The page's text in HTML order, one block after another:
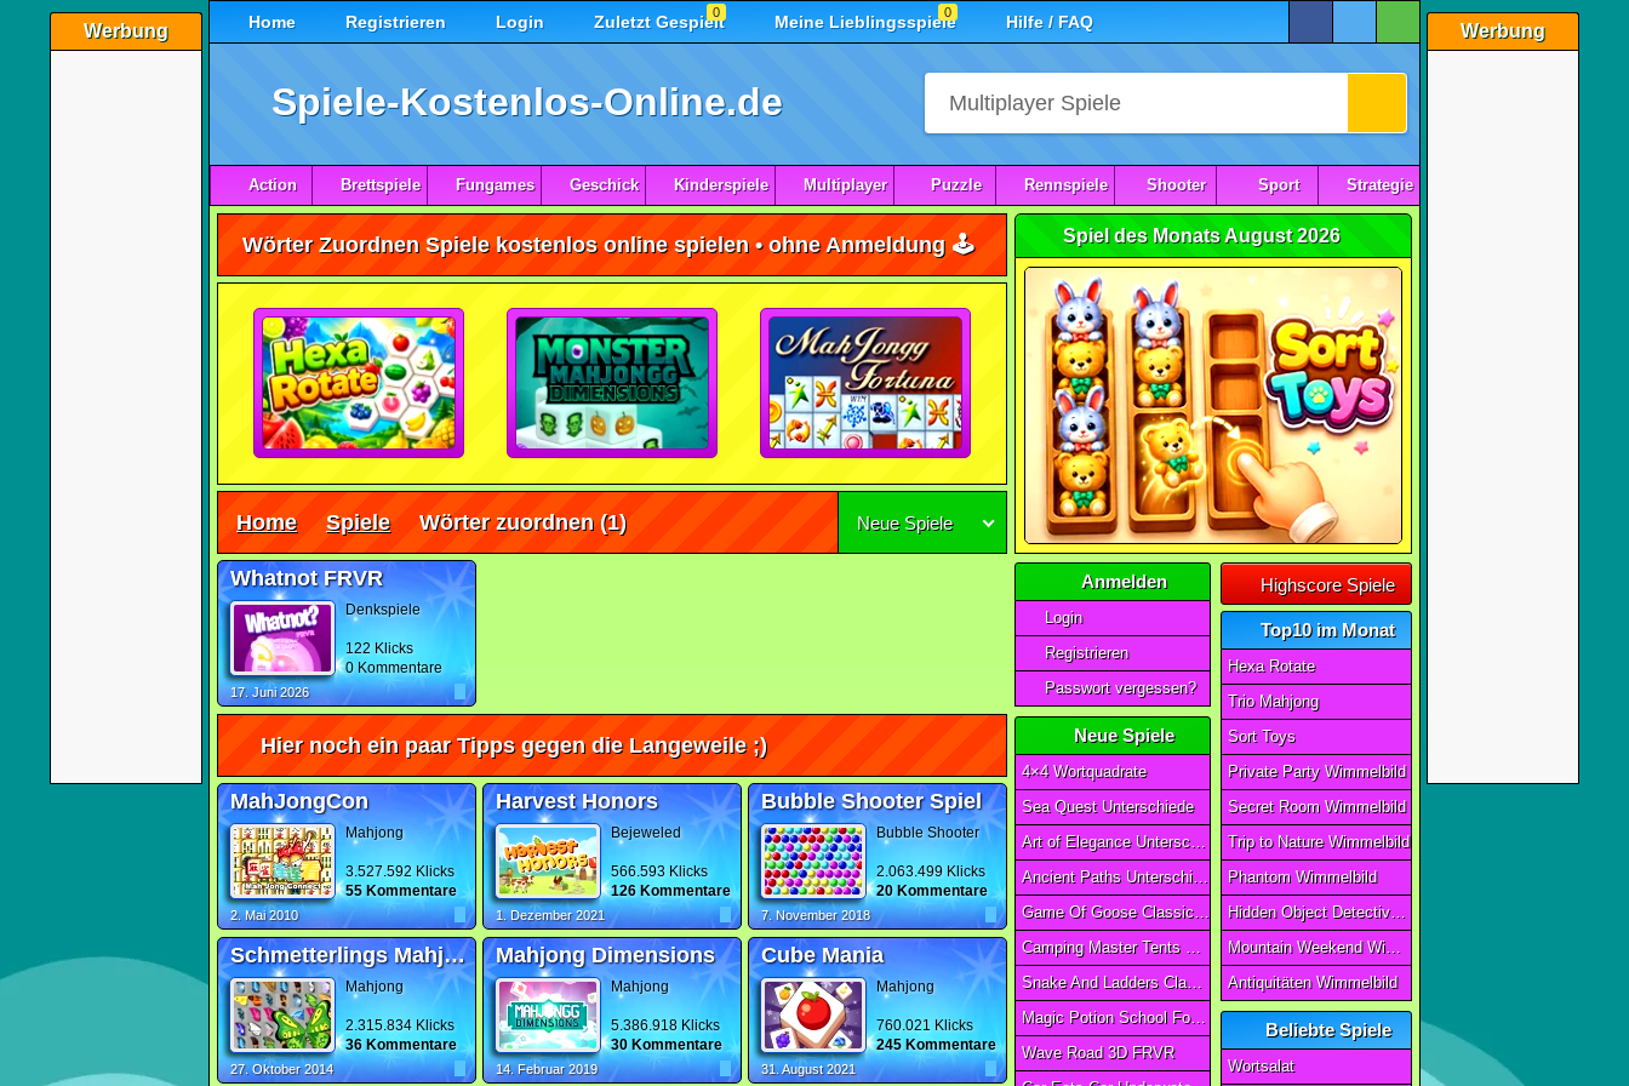
Werbung Werbung
Home Registrieren Login Zuletzt Gespielt
0 Meine Lieblingsspiele
0 Hilfe / FAQ
Spiele-Kostenlos-Online.de
Action Brettspiele Fungames Geschick Kinderspiele Multiplayer Puzzle Rennspiele Shooter Sport Strategie
Wörter Zuordnen Spiele kostenlos online spielen • ohne Anmeldung 🕹️
Home Spiele Wörter zuordnen (1) Neue Spiele
Whatnot FRVR
Denkspiele
122 Klicks
0 Kommentare
17. Juni 2026
Hier noch ein paar Tipps gegen die Langeweile ;)
MahJongCon
Mahjong
3.527.592 Klicks
55 Kommentare
2. Mai 2010
Harvest Honors
Bejeweled
566.593 Klicks
126 Kommentare
1. Dezember 2021
Bubble Shooter Spiel
Bubble Shooter
2.063.499 Klicks
20 Kommentare
7. November 2018
Schmetterlings Mahjong
Mahjong
2.315.834 Klicks
36 Kommentare
27. Oktober 2014
Mahjong Dimensions
Mahjong
5.386.918 Klicks
30 Kommentare
14. Februar 2019
Cube Mania
Mahjong
760.021 Klicks
245 Kommentare
31. August 2021
Spiel des Monats August 2026
Anmelden
Login
Registrieren
Passwort vergessen?
Neue Spiele
4×4 Wortquadrate
Sea Quest Unterschiede
Art of Elegance Unterschiede
Ancient Paths Unterschiede
Game Of Goose Classic Edition
Camping Master Tents & Trees
Snake And Ladders Classic
Magic Potion School For Witch
Wave Road 3D FRVR
Highscore Spiele
Top10 im Monat
Hexa Rotate
Trio Mahjong
Sort Toys
Private Party Wimmelbild
Secret Room Wimmelbild
Trip to Nature Wimmelbild
Phantom Wimmelbild
Hidden Object Detective Story
Mountain Weekend Wimmelbild
Antiquitäten Wimmelbild
Beliebte Spiele
Wortsalat